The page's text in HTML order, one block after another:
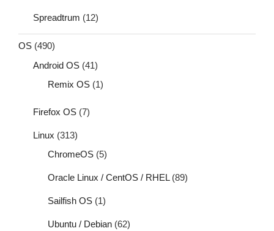
Spreadtrum (12)
OS (490)
Android OS (41)
Remix OS (1)
Firefox OS (7)
Linux (313)
ChromeOS (5)
Oracle Linux / CentOS / RHEL(89)
Sailfish OS (1)
Ubuntu / Debian (62)